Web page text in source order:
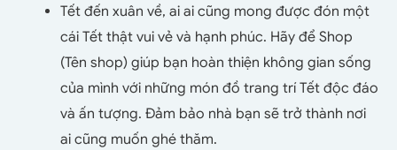
Tết đến xuân về, ai ai cũng mong được đón một
cái Tết thật vui vẻ và hạnh phúc. Hãy để Shop
(Tên shop) giúp bạn hoàn thiện không gian sống
của mình với những món đồ trang trí Tết độc đáo
và ấn tượng. Đảm bảo nhà bạn sẽ trở thành nơi
ai cũng muốn ghé thăm.